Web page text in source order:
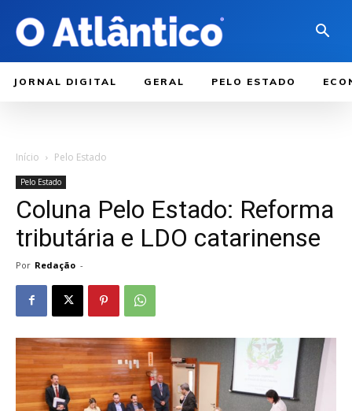
JORNAL DIGITAL GERAL PELO ESTADO
Início Pelo Estado
Pelo Estado
Coluna Pelo Estado: Reforma
tributária e LDO catarinense
Por Redação -